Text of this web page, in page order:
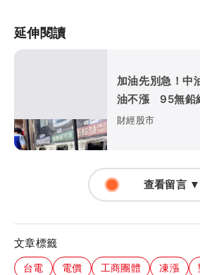
延伸閱讀
加油先別急！中
油不漲 95無鉛
財經股市
查看留言 ▼
文章標籤
台電 電價 工商團體 凍漲